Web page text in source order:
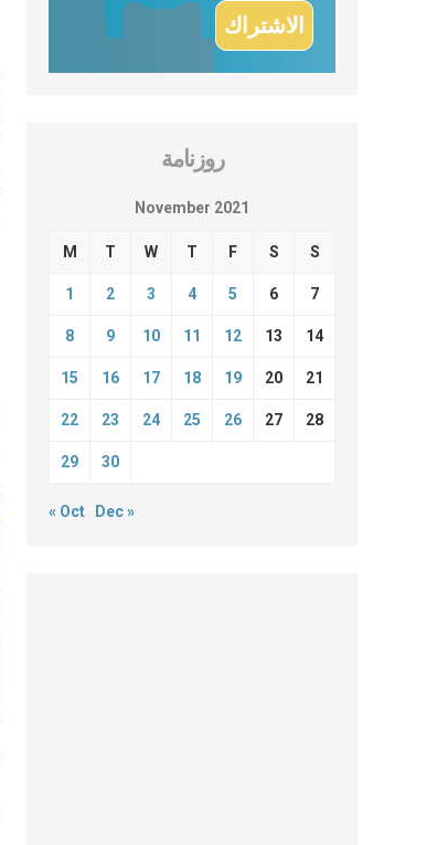
روزنامة
November 2021
M T W T F S S
1 2 3 4 5 6 7
8 9 10 11 12 13 14
15 16 17 18 19 20 21
22 23 24 25 26 27 28
29 30
« Oct Dec »